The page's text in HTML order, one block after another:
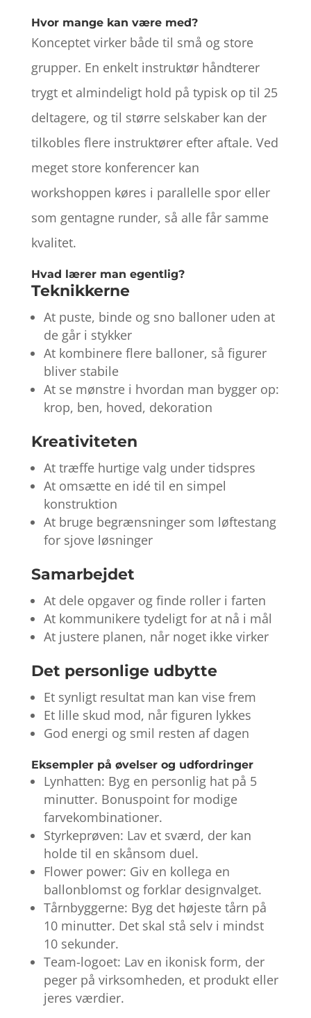
Hvor mange kan være med?
Konceptet virker både til små og store
grupper. En enkelt instruktør håndterer
trygt et almindeligt hold på typisk op til 25
deltagere, og til større selskaber kan der
tilkobles flere instruktører efter aftale. Ved
meget store konferencer kan
workshoppen køres i parallelle spor eller
som gentagne runder, så alle får samme
kvalitet.
Hvad lærer man egentlig?
Teknikkerne
At puste, binde og sno balloner uden at
de går i stykker
At kombinere flere balloner, så figurer
bliver stabile
At se mønstre i hvordan man bygger op:
krop, ben, hoved, dekoration
Kreativiteten
At træffe hurtige valg under tidspres
At omsætte en idé til en simpel
konstruktion
At bruge begrænsninger som løftestang
for sjove løsninger
Samarbejdet
At dele opgaver og finde roller i farten
At kommunikere tydeligt for at nå i mål
At justere planen, når noget ikke virker
Det personlige udbytte
Et synligt resultat man kan vise frem
Et lille skud mod, når figuren lykkes
God energi og smil resten af dagen
Eksempler på øvelser og udfordringer
Lynhatten: Byg en personlig hat på 5
minutter. Bonuspoint for modige
farvekombinationer.
Styrkeprøven: Lav et sværd, der kan
holde til en skånsom duel.
Flower power: Giv en kollega en
ballonblomst og forklar designvalget.
Tårnbyggerne: Byg det højeste tårn på
10 minutter. Det skal stå selv i mindst
10 sekunder.
Team-logoet: Lav en ikonisk form, der
peger på virksomheden, et produkt eller
jeres værdier.